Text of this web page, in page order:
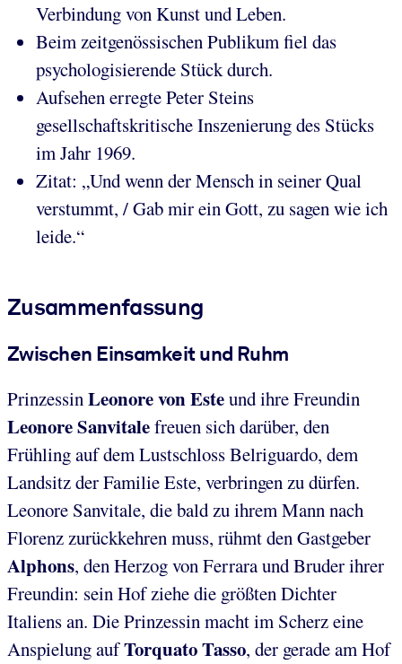
Verbindung von Kunst und Leben.
Beim zeitgenössischen Publikum fiel das
psychologisierende Stück durch.
Aufsehen erregte Peter Steins
gesellschaftskritische Inszenierung des Stücks
im Jahr 1969.
Zitat: „Und wenn der Mensch in seiner Qual
verstummt, / Gab mir ein Gott, zu sagen wie ich
leide.“
Zusammenfassung
Zwischen Einsamkeit und Ruhm
PrinzessinLeonore von Esteund ihre Freundin
Leonore Sanvitalefreuen sich darüber, den
Frühling auf dem Lustschloss Belriguardo, dem
Landsitz der Familie Este, verbringen zu dürfen.
Leonore Sanvitale, die bald zu ihrem Mann nach
Florenz zurückkehren muss, rühmt den Gastgeber
Alphons, den Herzog von Ferrara und Bruder ihrer
Freundin: sein Hof ziehe die größten Dichter
Italiens an. Die Prinzessin macht im Scherz eine
Anspielung aufTorquato Tasso, der gerade am Hof